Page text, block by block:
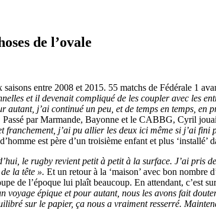
de l’ovale
entre 2008 et 2015. 55 matchs de Fédérale 1
et il devenait compliqué de les coupler avec les
j’ai continué un peu, et de temps en temps,
Passé par Marmande, Bayonne et le CABBG, Cyril
j’ai pu allier les deux ici même si j’ai
est père d’un troisième enfant et plus ‘installé’
le rugby revient petit à petit à la surface. J’ai pris
la tête ». Et un retour à la ‘maison’ avec bon nombre
de l’époque lui plaît beaucoup. En attendant,
épique et pour autant, nous les avons fait
sur le papier, ça nous a vraiment resserré.